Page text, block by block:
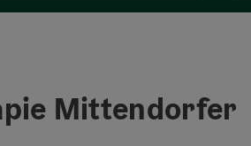
Mittendorfer